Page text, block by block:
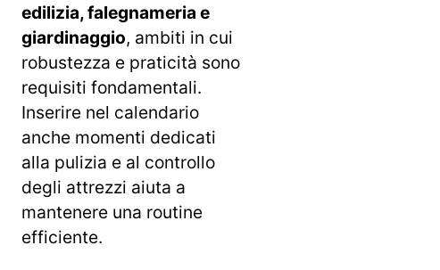
edilizia, falegnameria e
giardinaggio, ambiti in cui
robustezza e praticità sono
requisiti fondamentali.
Inserire nel calendario
anche momenti dedicati
alla pulizia e al controllo
degli attrezzi aiuta a
mantenere una routine
efficiente.